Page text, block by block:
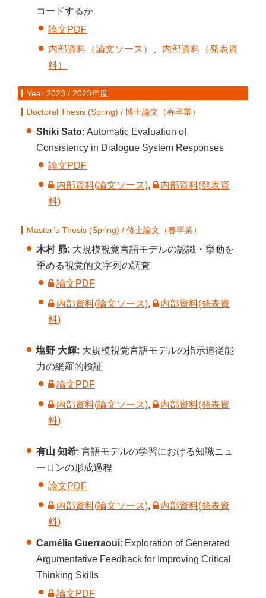
コードするか
論文PDF
内部資料（論文ソース）
内部資料（発表資
料）
Year 2023 / 2023年度
Doctoral Thesis (Spring) / 博士論文（春卒業）
Shiki Sato: Automatic Evaluation of
Consistency in Dialogue System Responses
論文PDF
内部資料(論文ソース),
内部資料(発表資
料)
Master’s Thesis (Spring) / 修士論文（春卒業）
木村 昴: 大規模視覚言語モデルの認識・挙動を
歪める視覚的文字列の調査
論文PDF
内部資料(論文ソース),
内部資料(発表資
料)
塩野 大輝: 大規模視覚言語モデルの指示追従能
力の網羅的検証
論文PDF
内部資料(論文ソース),
内部資料(発表資
料)
有山 知希: 言語モデルの学習における知識ニュ
ーロンの形成過程
論文PDF
内部資料(論文ソース),
内部資料(発表資
料)
Camélia Guerraoui: Exploration of Generated
Argumentative Feedback for Improving Critical
Thinking Skills
論文PDF